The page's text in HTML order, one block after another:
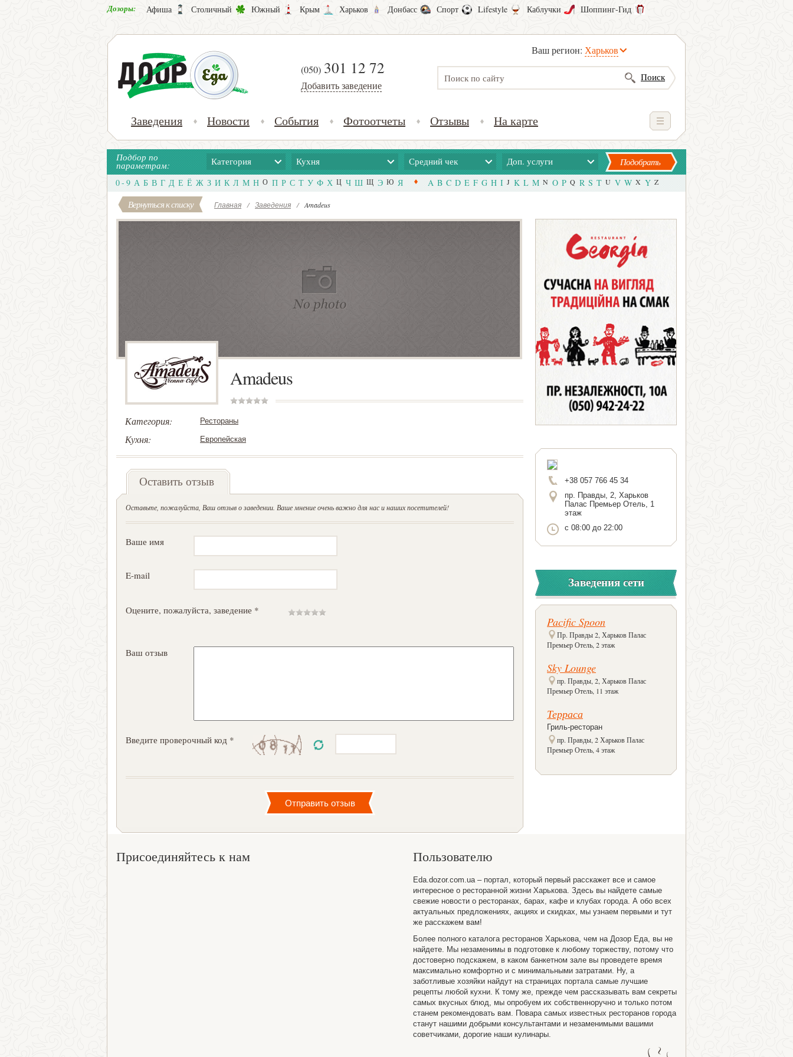
Дозоры: Афиша Столичный Южный Крым Харьков Донбасс Спорт Lifestyle Каблучки Шоппинг-Гид
Ваш регион: Харьков
(050) 301 12 72
Добавить заведение
Поиск
Заведения Новости События Фотоотчеты Отзывы На карте
Подбор по
параметрам: Категория Кухня Средний чек Доп. услуги Подобрать
0 - 9 А Б В Г Д Е Ё Ж З И К Л М Н О П Р С Т У Ф Х Ц Ч Ш Щ Э Ю Я A B C D E F G H I J K L M N O P Q R S T U V W X Y Z
Вернуться к списку Главная / Заведения / Amadeus
Amadeus
Категория: Рестораны
Кухня: Европейская
Оставить отзыв
Оставьте, пожалуйста, Ваш отзыв о заведении. Ваше мнение очень важно для нас и наших посетителей!
Ваше имя
E-mail
Оцените, пожалуйста, заведение *
Ваш отзыв
Введите проверочный код *
+38 057 766 45 34
пр. Правды, 2, Харьков
Палас Премьер Отель, 1
этаж
с 08:00 до 22:00
Заведения сети
Pacific Spoon
Пр. Правды 2, Харьков Палас
Премьер Отель, 2 этаж
Sky Lounge
пр. Правды, 2, Харьков Палас
Премьер Отель, 11 этаж
Терраса
Гриль-ресторан
пр. Правды, 2 Харьков Палас
Премьер Отель, 4 этаж
Присоединяйтесь к нам Пользователю
Eda.dozor.com.ua – портал, который первый расскажет все и самое
интересное о ресторанной жизни Харькова. Здесь вы найдете самые
свежие новости о ресторанах, барах, кафе и клубах города. А обо всех
актуальных предложениях, акциях и скидках, мы узнаем первыми и тут
же расскажем вам!
Более полного каталога ресторанов Харькова, чем на Дозор Еда, вы не
найдете. Мы незаменимы в подготовке к любому торжеству, потому что
достоверно подскажем, в каком банкетном зале вы проведете время
максимально комфортно и с минимальными затратами. Ну, а
заботливые хозяйки найдут на страницах портала самые лучшие
рецепты любой кухни. К тому же, прежде чем рассказывать вам секреты
самых вкусных блюд, мы опробуем их собственноручно и только потом
станем рекомендовать вам. Повара самых известных ресторанов города
станут нашими добрыми консультантами и незаменимыми вашими
советчиками, дорогие наши кулинары.